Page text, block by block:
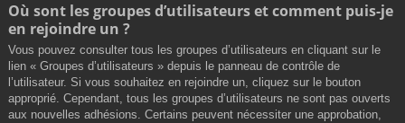
Où sont les groupes d’utilisateurs et comment puis-je
en rejoindre un ?
Vous pouvez consulter tous les groupes d’utilisateurs en cliquant sur le
lien « Groupes d’utilisateurs » depuis le panneau de contrôle de
l’utilisateur. Si vous souhaitez en rejoindre un, cliquez sur le bouton
approprié. Cependant, tous les groupes d’utilisateurs ne sont pas ouverts
aux nouvelles adhésions. Certains peuvent nécessiter une approbation,